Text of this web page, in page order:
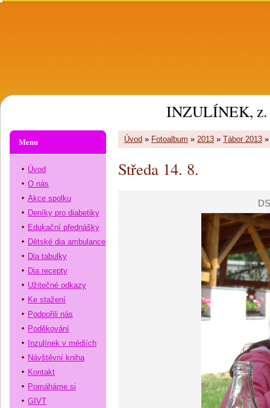
INZULÍNEK, z.
Úvod » Fotoalbum » 2013 » Tábor 2013
Středa 14. 8.
Menu
Úvod
O nás
Akce spolku
Deníky pro diabetiky
Edukační přednášky
Dětské dia ambulance
Dia tabulky
Dia recepty
Užitečné odkazy
Ke stažení
Podpořili nás
Poděkování
Inzulínek v médiích
Návštěvní kniha
Kontakt
Pomáháme si
GIVT